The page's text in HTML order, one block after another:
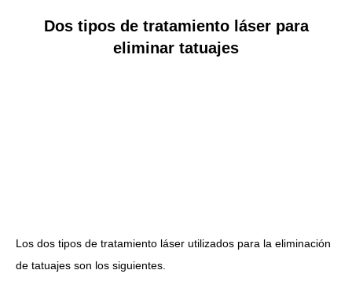
Dos tipos de tratamiento láser para
eliminar tatuajes
Los dos tipos de tratamiento láser utilizados para la eliminación
de tatuajes son los siguientes.